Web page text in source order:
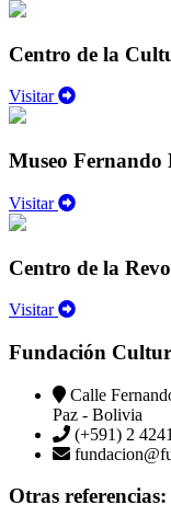
Centro de la
Visitar
Museo Fernando
Visitar
Centro de la
Visitar
Fundación
Calle
Paz - Bolivia
(+591) 2
Otras referencias: